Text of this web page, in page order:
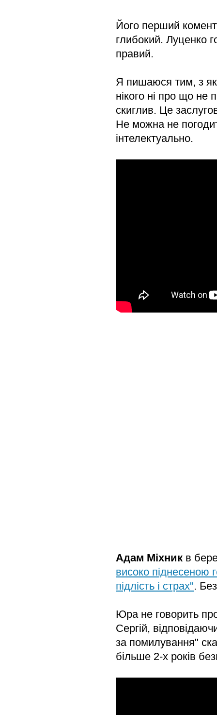
Його перший
глибокий. Луценко
правий.
Я пишаюся тим, з
нікого ні про що не
скиглив. Це
Не можна не
інтелектуально.
Адам Міхник в
високо піднесеною
підлість і страх".
Юра не говорить
Сергій,
за помилування"
більше 2-х років